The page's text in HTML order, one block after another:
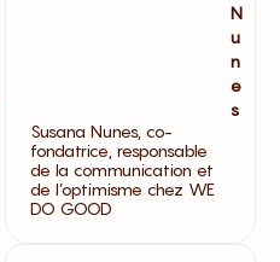
N
u
n
e
s
Susana Nunes, co-
fondatrice, responsable
de la communication et
de l’optimisme chez WE
DO GOOD